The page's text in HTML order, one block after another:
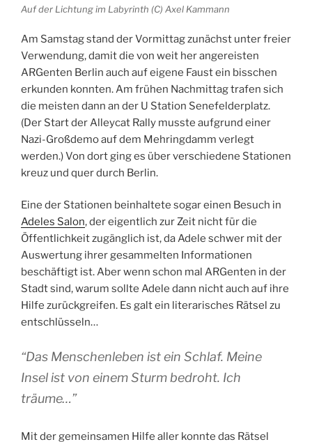
Auf der Lichtung im Labyrinth (C) Axel Kammann
Am Samstag stand der Vormittag zunächst unter freier
Verwendung, damit die von weit her angereisten
ARGenten Berlin auch auf eigene Faust ein bisschen
erkunden konnten. Am frühen Nachmittag trafen sich
die meisten dann an der U Station Senefelderplatz.
(Der Start der Alleycat Rally musste aufgrund einer
Nazi-Großdemo auf dem Mehringdamm verlegt
werden.) Von dort ging es über verschiedene Stationen
kreuz und quer durch Berlin.
Eine der Stationen beinhaltete sogar einen Besuch in
Adeles Salon, der eigentlich zur Zeit nicht für die
Öffentlichkeit zugänglich ist, da Adele schwer mit der
Auswertung ihrer gesammelten Informationen
beschäftigt ist. Aber wenn schon mal ARGenten in der
Stadt sind, warum sollte Adele dann nicht auch auf ihre
Hilfe zurückgreifen. Es galt ein literarisches Rätsel zu
entschlüsseln…
“Das Menschenleben ist ein Schlaf. Meine
Insel ist von einem Sturm bedroht. Ich
träume…”
Mit der gemeinsamen Hilfe aller konnte das Rätsel